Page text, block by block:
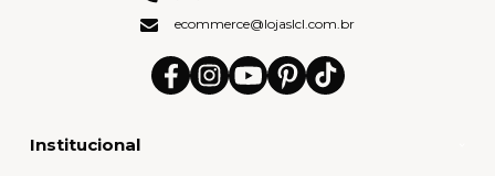
Institucional
ecommerce@lojaslcl.com.br